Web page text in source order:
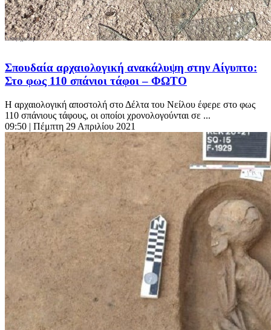
Σπουδαία αρχαιολογική ανακάλυψη στην Αίγυπτο:
Στο φως 110 σπάνιοι τάφοι – ΦΩΤΟ
Η αρχαιολογική αποστολή στο Δέλτα του Νείλου έφερε στο φως
110 σπάνιους τάφους, οι οποίοι χρονολογούνται σε ...
09:50 | Πέμπτη 29 Απριλίου 2021